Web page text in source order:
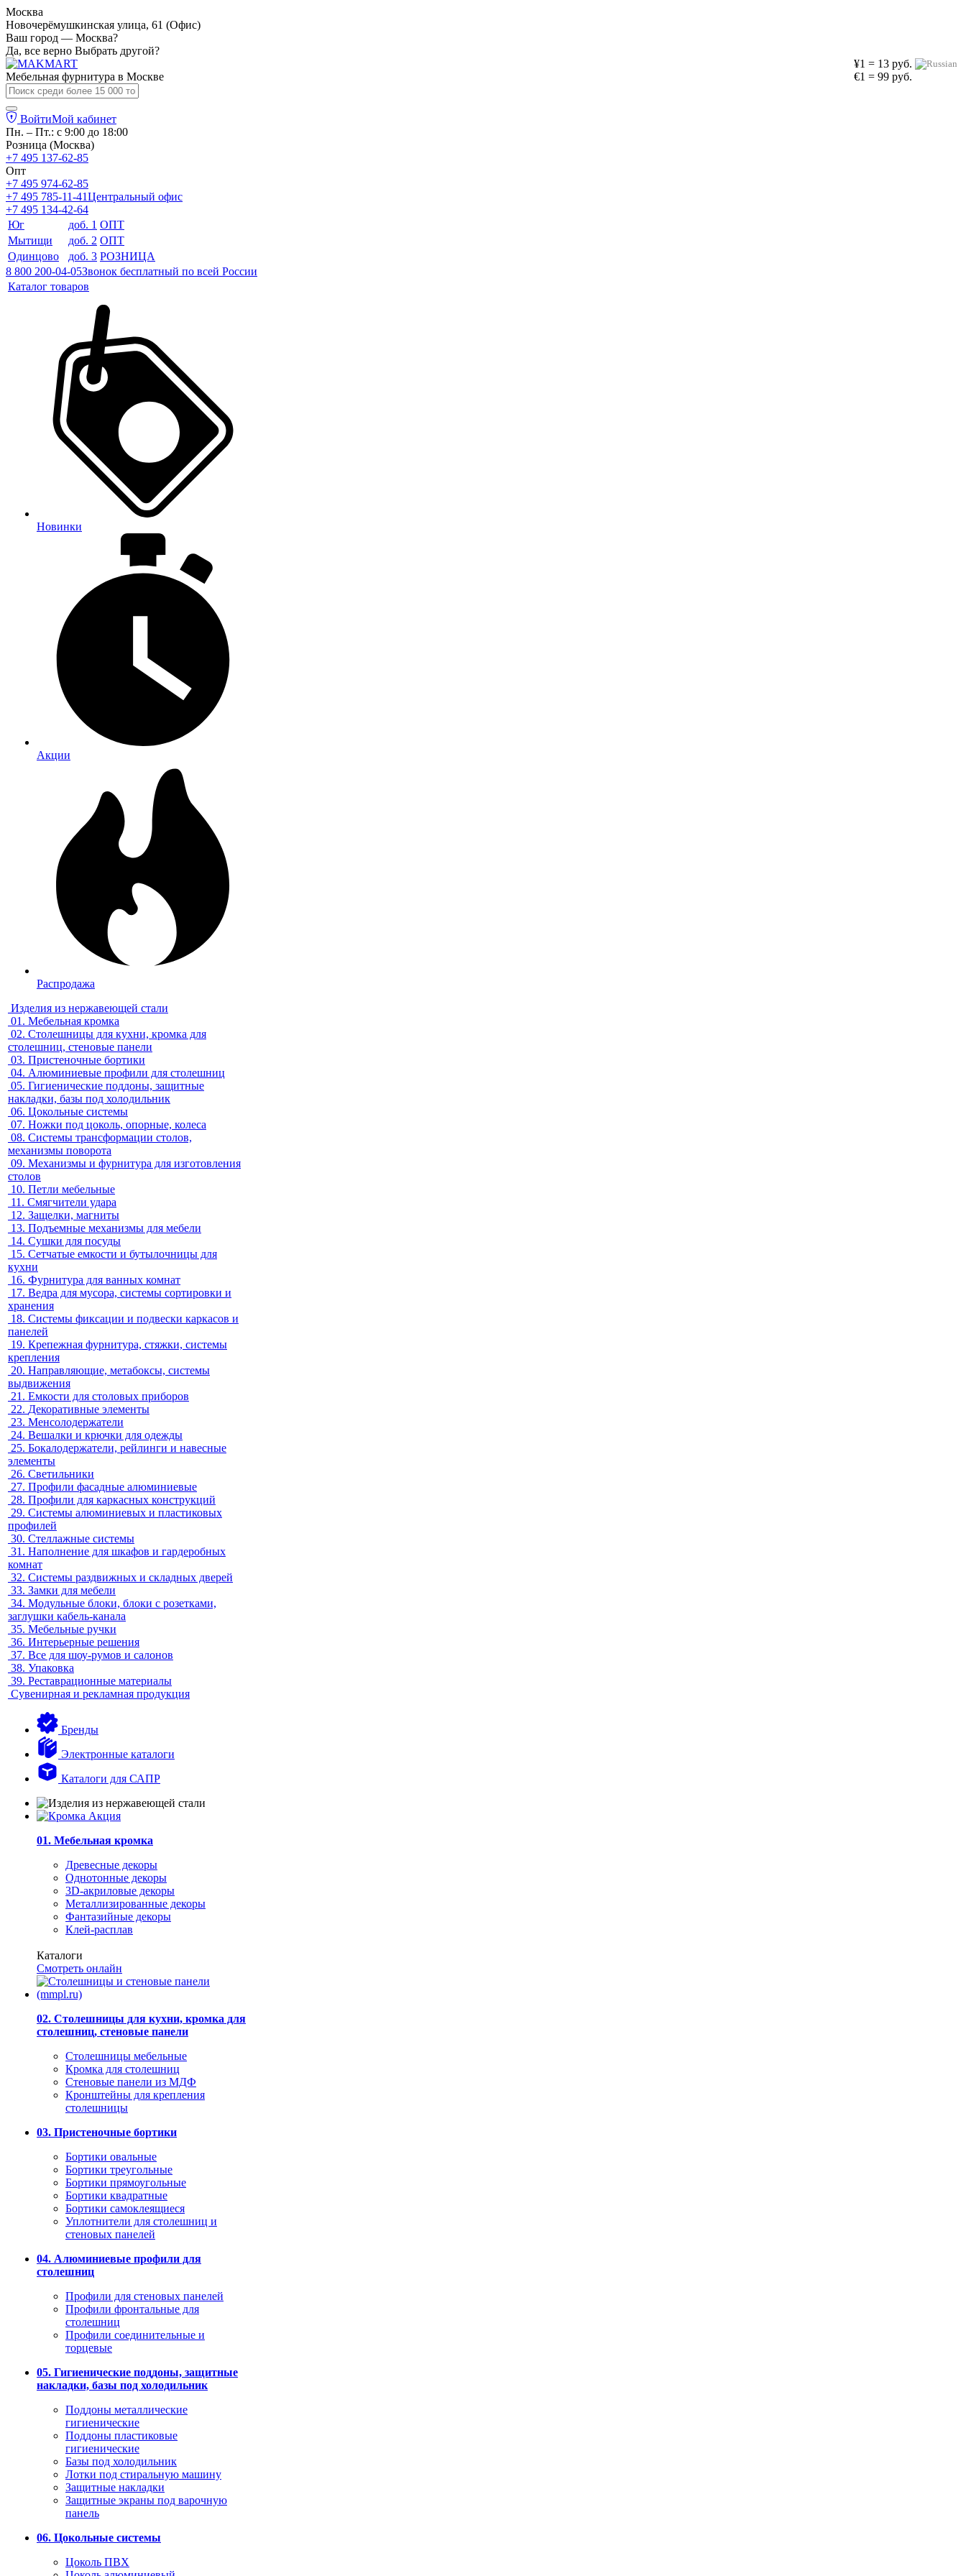
Москва
Новочерёмушкинская улица, 61 (Офис)
Ваш город — Москва?
Да, все верно Выбрать другой?
¥1 = 13 руб.
€1 = 99 руб.
Мебельная фурнитура в Москве
ВойтиМой кабинет
Пн. – Пт.: с 9:00 до 18:00
Розница (Москва)
+7 495 137-62-85
Опт
+7 495 974-62-85
+7 495 785-11-41Центральный офис
+7 495 134-42-64
Юг
доб. 1 ОПТ
Мытищи
доб. 2 ОПТ
Одинцово
доб. 3 РОЗНИЦА
8 800 200-04-05Звонок бесплатный по всей России
Каталог товаров
Новинки
Акции
Распродажа
Изделия из нержавеющей стали
01. Мебельная кромка
02. Столешницы для кухни, кромка для
столешниц, стеновые панели
03. Пристеночные бортики
04. Алюминиевые профили для столешниц
05. Гигиенические поддоны, защитные
накладки, базы под холодильник
06. Цокольные системы
07. Ножки под цоколь, опорные, колеса
08. Системы трансформации столов,
механизмы поворота
09. Механизмы и фурнитура для изготовления
столов
10. Петли мебельные
11. Смягчители удара
12. Защелки, магниты
13. Подъемные механизмы для мебели
14. Сушки для посуды
15. Сетчатые емкости и бутылочницы для
кухни
16. Фурнитура для ванных комнат
17. Ведра для мусора, системы сортировки и
хранения
18. Системы фиксации и подвески каркасов и
панелей
19. Крепежная фурнитура, стяжки, системы
крепления
20. Направляющие, метабоксы, системы
выдвижения
21. Емкости для столовых приборов
22. Декоративные элементы
23. Менсолодержатели
24. Вешалки и крючки для одежды
25. Бокалодержатели, рейлинги и навесные
элементы
26. Светильники
27. Профили фасадные алюминиевые
28. Профили для каркасных конструкций
29. Системы алюминиевых и пластиковых
профилей
30. Стеллажные системы
31. Наполнение для шкафов и гардеробных
комнат
32. Системы раздвижных и складных дверей
33. Замки для мебели
34. Модульные блоки, блоки с розетками,
заглушки кабель-канала
35. Мебельные ручки
36. Интерьерные решения
37. Все для шоу-румов и салонов
38. Упаковка
39. Реставрационные материалы
Сувенирная и рекламная продукция
Бренды
Электронные каталоги
Каталоги для САПР
01. Мебельная кромка
Древесные декоры
Однотонные декоры
3D-акриловые декоры
Металлизированные декоры
Фантазийные декоры
Клей-расплав
Каталоги
Смотреть онлайн
02. Столешницы для кухни, кромка для
столешниц, стеновые панели
Столешницы мебельные
Кромка для столешниц
Стеновые панели из МДФ
Кронштейны для крепления
столешницы
03. Пристеночные бортики
Бортики овальные
Бортики треугольные
Бортики прямоугольные
Бортики квадратные
Бортики самоклеящиеся
Уплотнители для столешниц и
стеновых панелей
04. Алюминиевые профили для
столешниц
Профили для стеновых панелей
Профили фронтальные для
столешниц
Профили соединительные и
торцевые
05. Гигиенические поддоны, защитные
накладки, базы под холодильник
Поддоны металлические
гигиенические
Поддоны пластиковые
гигиенические
Базы под холодильник
Лотки под стиральную машину
Защитные накладки
Защитные экраны под варочную
панель
06. Цокольные системы
Цоколь ПВХ